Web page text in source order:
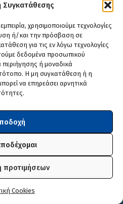
Συγκατάθεσης
χρησιμοποιούμε τεχνολογίες
ή/και την πρόσβαση σε
για τις εν λόγω τεχνολογίες
δεδομένα προσωπικού
ή μοναδικά
Η μη συγκατάθεση ή η
να επηρεάσει αρνητικά
προτιμήσεων
Cookies